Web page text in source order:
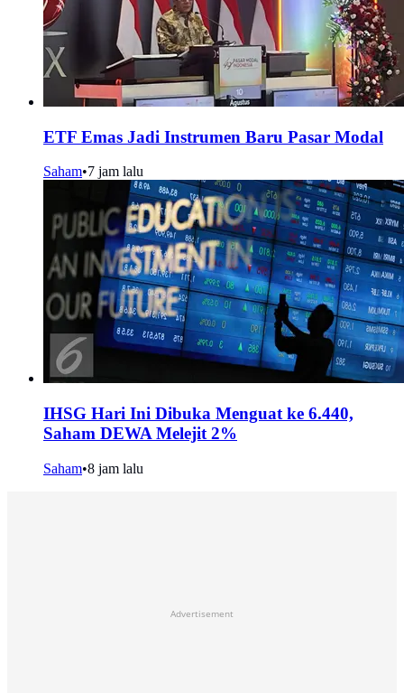
ETF Emas Jadi Instrumen Baru Pasar Modal
Saham•7 jam lalu
IHSG Hari Ini Dibuka Menguat ke 6.440,
Saham DEWA Melejit 2%
Saham•8 jam lalu
Advertisement